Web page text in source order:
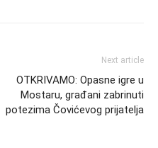
Next article
OTKRIVAMO: Opasne igre u
Mostaru, građani zabrinuti
potezima Čovićevog prijatelja